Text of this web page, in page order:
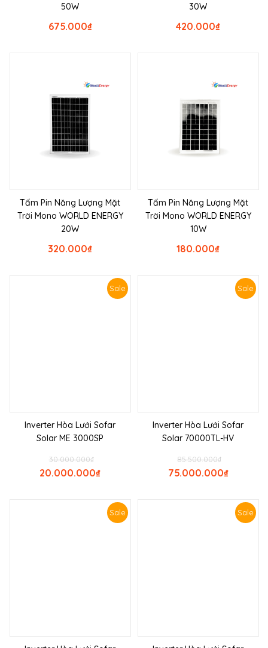
50W
₫
675.000
30W
₫
420.000
Tấm Pin Năng Lượng Mặt
Trời Mono WORLD ENERGY
20W
₫
320.000
Tấm Pin Năng Lượng Mặt
Trời Mono WORLD ENERGY
10W
₫
180.000
Sale
Inverter Hòa Lưới Sofar
Solar ME 3000SP
₫
30.000.000
₫
20.000.000
Sale
Inverter Hòa Lưới Sofar
Solar 70000TL-HV
₫
85.500.000
₫
75.000.000
Sale Sale